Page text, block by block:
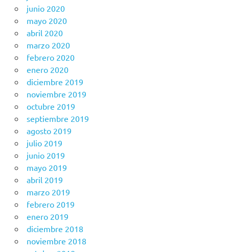
junio 2020
mayo 2020
abril 2020
marzo 2020
febrero 2020
enero 2020
diciembre 2019
noviembre 2019
octubre 2019
septiembre 2019
agosto 2019
julio 2019
junio 2019
mayo 2019
abril 2019
marzo 2019
febrero 2019
enero 2019
diciembre 2018
noviembre 2018